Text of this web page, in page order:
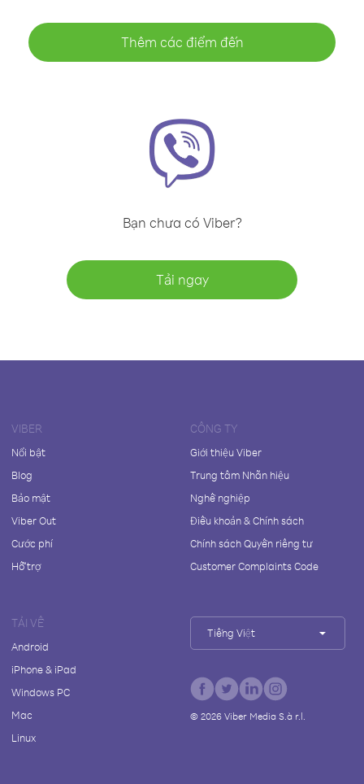
Thêm các điểm đến
Bạn chưa có Viber?
Tải ngay
VIBER
Nổi bật
Blog
Bảo mật
Viber Out
Cước phí
Hỗ trợ
CÔNG TY
Giới thiệu Viber
Trung tâm Nhãn hiệu
Nghề nghiệp
Điều khoản & Chính sách
Chính sách Quyền riêng tư
Customer Complaints Code
TẢI VỀ
Android
iPhone & iPad
Windows PC
Mac
Linux
Tiếng Việt
© 2026Viber Media S.à r.l.